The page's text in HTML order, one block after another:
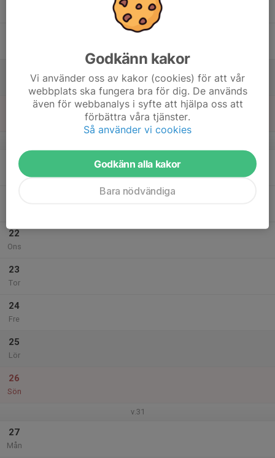
20
Mån
22
Ons
23
Tor
24
Fre
25
Lör
26
Sön
v.31
27
Mån
Godkänn kakor
Vi använder oss av kakor (cookies) för att vår
webbplats ska fungera bra för dig. De används
även för webbanalys i syfte att hjälpa oss att
förbättra våra tjänster.
Så använder vi cookies
Godkänn alla kakor
Bara nödvändiga